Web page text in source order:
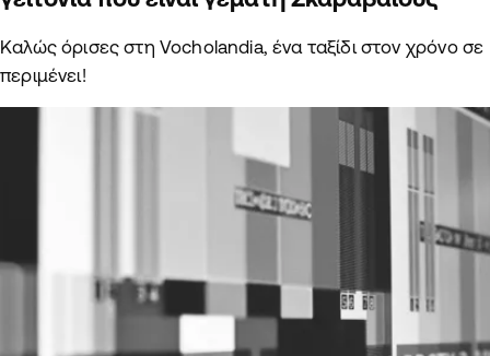
Καλώς όρισες στη Vocholandia, ένα ταξίδι στον χρόνο σε
περιμένει!